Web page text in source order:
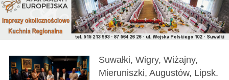
Suwałki, Wigry, Wiżajny,
Mieruniszki, Augustów, Lipsk.